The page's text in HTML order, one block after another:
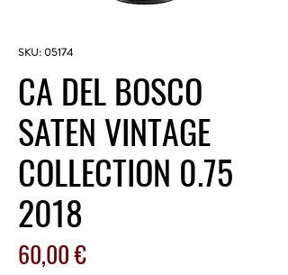
SKU: 05174
CA DEL BOSCO
SATEN VINTAGE
COLLECTION 0.75
2018
60,00 €Prezzo